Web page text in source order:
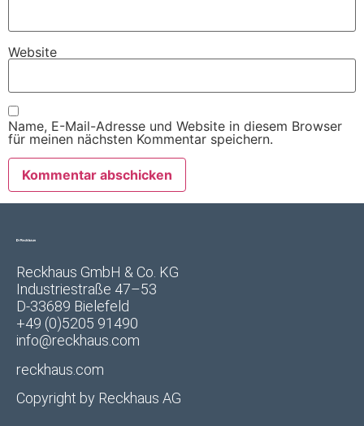
Website
Name, E-Mail-Adresse und Website in diesem Browser
für meinen nächsten Kommentar speichern.
Reckhaus GmbH & Co. KG
Industriestraße 47–53
D-33689 Bielefeld
+49 (0)5205 91490
info@reckhaus.com
reckhaus.com
Copyright by Reckhaus AG